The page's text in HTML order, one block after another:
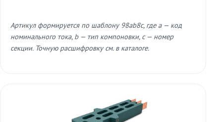
Артикул формируется по шаблону 98ab8c, где a — код
номинального тока, b — тип компоновки, c — номер
секции. Точную расшифровку см. в каталоге.